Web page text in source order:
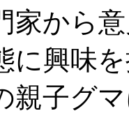
家から
に興味
親子グ